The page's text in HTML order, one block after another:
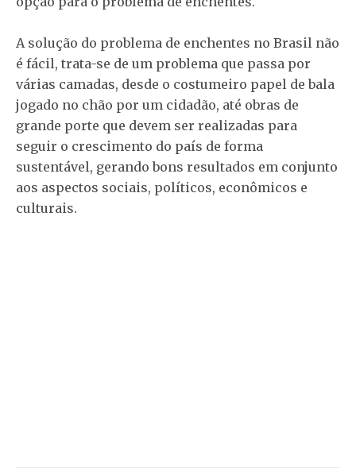
A solução do problema de enchentes no Brasil não
é fácil, trata-se de um problema que passa por
várias camadas, desde o costumeiro papel de bala
jogado no chão por um cidadão, até obras de
grande porte que devem ser realizadas para
seguir o crescimento do país de forma
sustentável, gerando bons resultados em conjunto
aos aspectos sociais, políticos, econômicos e
culturais.